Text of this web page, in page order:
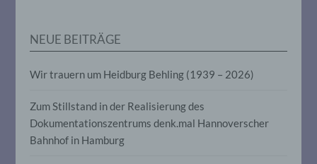
NEUE BEITRÄGE
Wir trauern um Heidburg Behling (1939 – 2026)
Zum Stillstand in der Realisierung des
Dokumentationszentrums denk.mal Hannoverscher
Bahnhof in Hamburg
Profiling ist jede Art der automatisierten
Verarbeitung personenbezogener Daten,
personenbezogenen Daten verwendet
Person beziehen, zu bewerten,
insbesondere, um Aspekte bezüglich
Arbeitsleistung, wirtschaftlicher Lage,
Gesundheit, persönlicher Vorlieben,